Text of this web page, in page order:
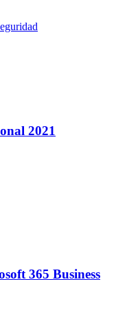
2021
365 Business